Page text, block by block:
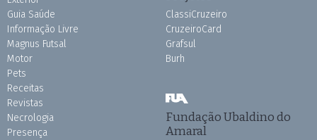
Guia Saúde
Informação Livre
Magnus Futsal
Motor
Pets
Receitas
Revistas
Necrologia
Presença
ClassiCruzeiro
CruzeiroCard
Grafsul
Burh
Fundação Ubaldino do
Amaral